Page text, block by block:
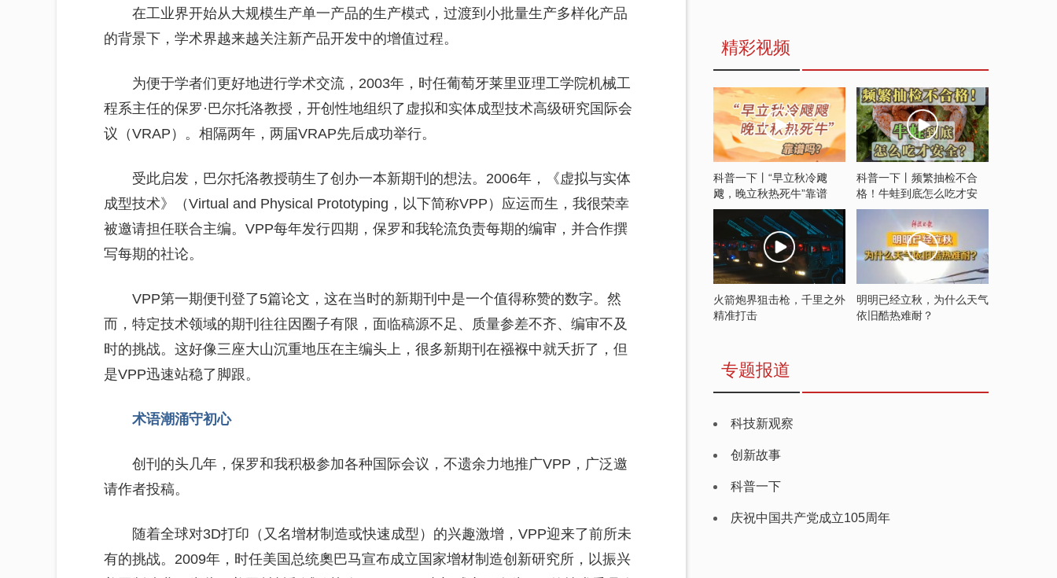
在工业界开始从大规模生产单一产品的生产模式，过渡到小批量生产多样化产品
的背景下，学术界越来越关注新产品开发中的增值过程。
为便于学者们更好地进行学术交流，2003年，时任葡萄牙莱里亚理工学院机械工
程系主任的保罗·巴尔托洛教授，开创性地组织了虚拟和实体成型技术高级研究国际会
议（VRAP）。相隔两年，两届VRAP先后成功举行。
受此启发，巴尔托洛教授萌生了创办一本新期刊的想法。2006年，《虚拟与实体
成型技术》（Virtual and Physical Prototyping，以下简称VPP）应运而生，我很荣幸
被邀请担任联合主编。VPP每年发行四期，保罗和我轮流负责每期的编审，并合作撰
写每期的社论。
VPP第一期便刊登了5篇论文，这在当时的新期刊中是一个值得称赞的数字。然
而，特定技术领域的期刊往往因圈子有限，面临稿源不足、质量参差不齐、编审不及
时的挑战。这好像三座大山沉重地压在主编头上，很多新期刊在襁褓中就夭折了，但
是VPP迅速站稳了脚跟。
术语潮涌守初心
创刊的头几年，保罗和我积极参加各种国际会议，不遗余力地推广VPP，广泛邀
请作者投稿。
随着全球对3D打印（又名增材制造或快速成型）的兴趣激增，VPP迎来了前所未
有的挑战。2009年，时任美国总统奧巴马宣布成立国家增材制造创新研究所，以振兴
精彩视频
科普一下丨“早立秋冷飕
飕，晚立秋热死牛”靠谱
吗？
科普一下丨频繁抽检不合
格！牛蛙到底怎么吃才安
全？
火箭炮界狙击枪，千里之外
精准打击
明明已经立秋，为什么天气
依旧酷热难耐？
专题报道
科技新观察
创新故事
科普一下
庆祝中国共产党成立105周年